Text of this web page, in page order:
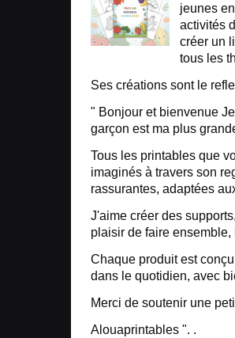
jeunes
activités
créer un
tous les
Ses créations sont le
" Bonjour et bienvenue
garçon est ma plus
Tous les printables que
imaginés à travers son
rassurantes, adaptées
J'aime créer des
plaisir de faire
Chaque produit est
dans le quotidien, avec
Merci de soutenir une
Alouaprintables ". .